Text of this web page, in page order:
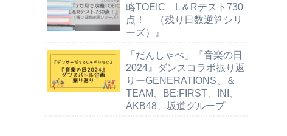
略TOEIC L＆Rテスト730
点！ （残り日数逆算シリ
ーズ）』
「だんしゃべ」『音楽の日
2024』ダンスコラボ振り返
りーGENERATIONS、＆
TEAM、BE:FIRST、INI、
AKB48、坂道グループ